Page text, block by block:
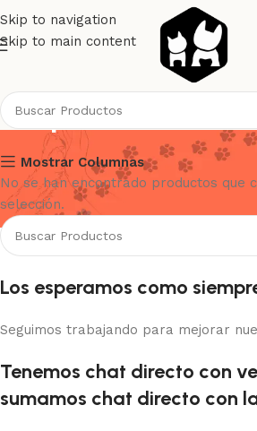
Skip to navigation
Skip to main content
Ecopet
Mostrar Columnas
No se han encontrado productos que
selección.
Los esperamos como
Seguimos trabajando para mejorar
Tenemos chat directo con
sumamos chat directo con